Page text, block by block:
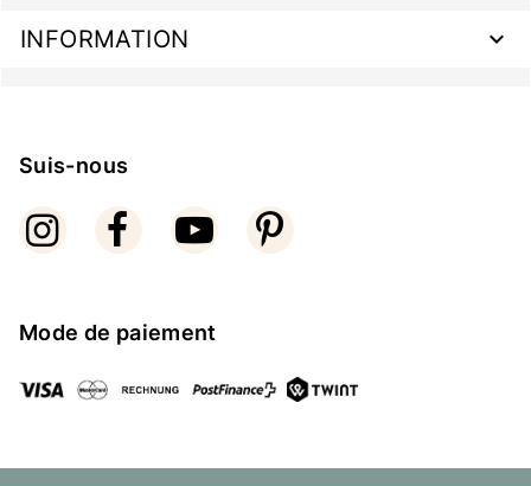
INFORMATION
Suis-nous
Mode de paiement